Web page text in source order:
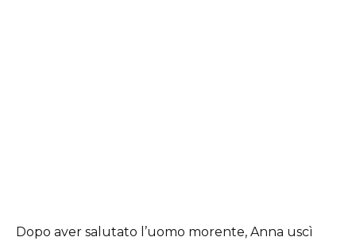
Dopo aver salutato l’uomo morente, Anna uscì